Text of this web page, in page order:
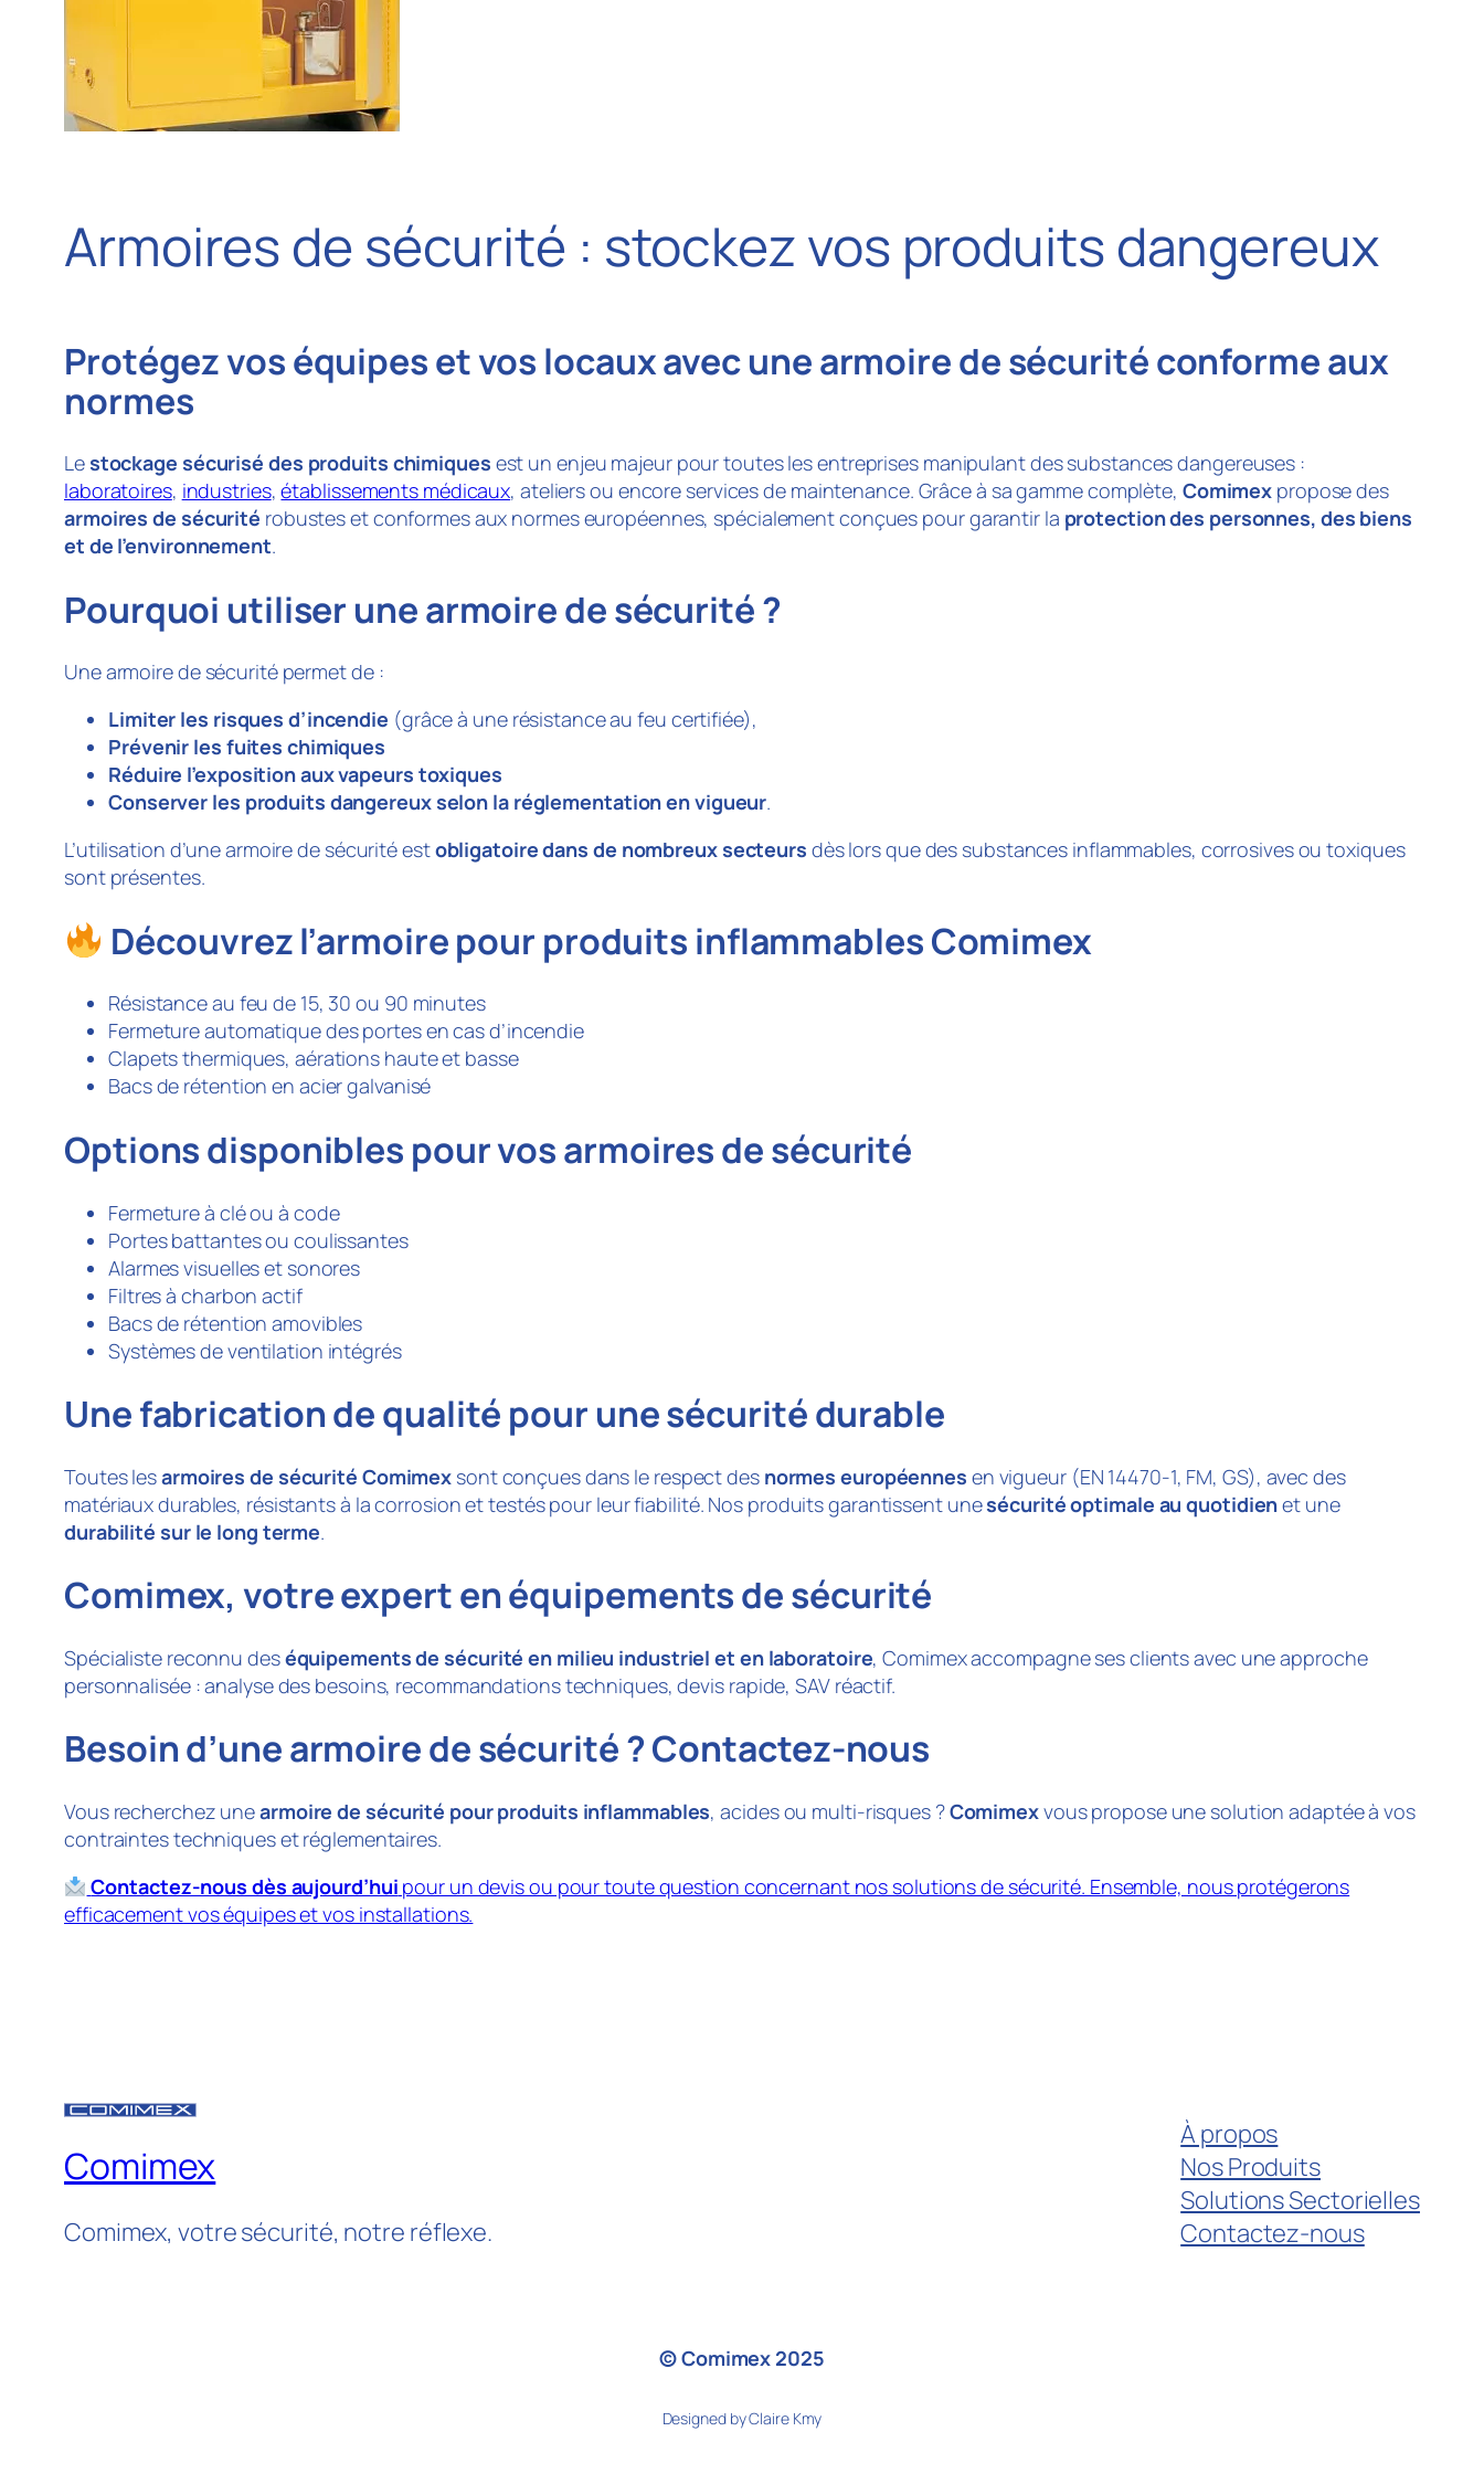
Armoires de sécurité : stockez vos produits dangereux
Protégez vos équipes et vos locaux avec une armoire de sécurité conforme aux
normes
Lestockage sécurisé des produits chimiques est un enjeu majeur pour toutes les entreprises manipulant des substances dangereuses :
laboratoires, industries,établissements médicaux, ateliers ou encore services de maintenance. Grâce à sa gamme complète, Comimex propose des
armoires de sécurité robustes et conformes aux normes européennes, spécialement conçues pour garantir la protection des personnes, des biens
et de l’environnement.
Pourquoi utiliser une armoire de sécurité ?
Une armoire de sécurité permet de :
Limiter les risques d’incendie (grâce à une résistance au feu certifiée),
Prévenir les fuites chimiques
Réduire l’exposition aux vapeurs toxiques
Conserver les produits dangereux selon la réglementation en vigueur.
L’utilisation d’une armoire de sécurité estobligatoire dans de nombreux secteurs dès lors que des substances inflammables, corrosives ou toxiques
sont présentes.
Découvrez l’armoire pour produits inflammables Comimex
Résistance au feu de 15, 30 ou 90 minutes
Fermeture automatique des portes en cas d’incendie
Clapets thermiques, aérations haute et basse
Bacs de rétention en acier galvanisé
Options disponibles pour vos armoires de sécurité
Fermeture à clé ou à code
Portes battantes ou coulissantes
Alarmes visuelles et sonores
Filtres à charbon actif
Bacs de rétention amovibles
Systèmes de ventilation intégrés
Une fabrication de qualité pour une sécurité durable
Toutes lesarmoires de sécurité Comimex sont conçues dans le respect des normes européennes en vigueur (EN 14470-1, FM, GS), avec des
matériaux durables, résistants à la corrosion et testés pour leur fiabilité. Nos produits garantissent unesécurité optimale au quotidienet une
durabilité sur le long terme.
Comimex, votre expert en équipements de sécurité
Spécialiste reconnu deséquipements de sécurité en milieu industriel et en laboratoire, Comimex accompagne ses clients avec une approche
personnalisée : analyse des besoins, recommandations techniques, devis rapide, SAV réactif.
Besoin d’une armoire de sécurité ? Contactez-nous
Vous recherchez unearmoire de sécurité pour produits inflammables, acides ou multi-risques ?Comimexvous propose une solution adaptée à vos
contraintes techniques et réglementaires.
Contactez-nous dès aujourd’hui pour un devis ou pour toute question concernant nos solutions de sécurité. Ensemble, nous protégerons
efficacement vos équipes et vos installations.
Comimex
Comimex, votre sécurité, notre réflexe.
À propos
Nos Produits
Solutions Sectorielles
Contactez-nous
© Comimex 2025
Designed by Claire Kmy